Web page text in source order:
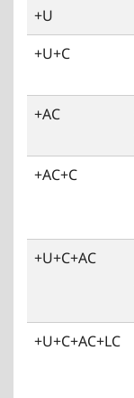
+U
+U+C
+AC
+AC+C
+U+C+AC
+U+C+AC+LC